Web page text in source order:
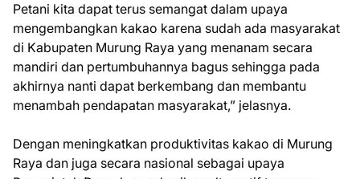
Petani kita dapat terus semangat dalam upaya
mengembangkan kakao karena sudah ada masyarakat
di Kabupaten Murung Raya yang menanam secara
mandiri dan pertumbuhannya bagus sehingga pada
akhirnya nanti dapat berkembang dan membantu
menambah pendapatan masyarakat,” jelasnya.
Dengan meningkatkan produktivitas kakao di Murung
Raya dan juga secara nasional sebagai upaya